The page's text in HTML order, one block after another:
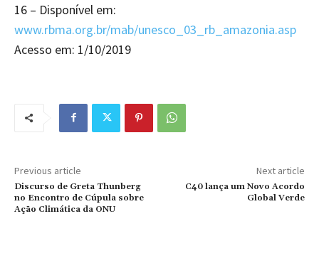
16 – Disponível em:
www.rbma.org.br/mab/unesco_03_rb_amazonia.asp
Acesso em: 1/10/2019
Previous article
Discurso de Greta Thunberg
no Encontro de Cúpula sobre
Ação Climática da ONU
Next article
C40 lança um Novo Acordo
Global Verde